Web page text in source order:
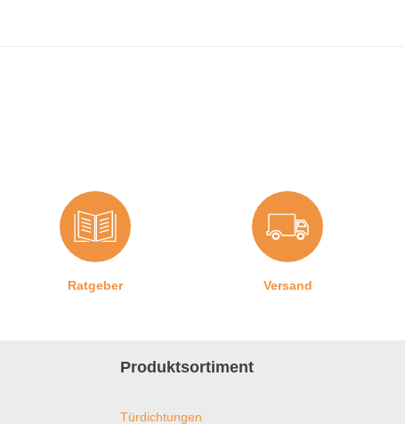
Ratgeber Versand
Produktsortiment
Türdichtungen